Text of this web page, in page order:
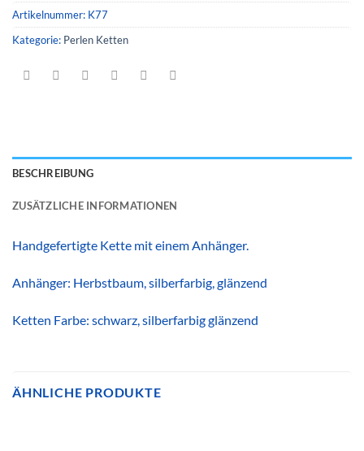
Artikelnummer: K77
Kategorie: Perlen Ketten
BESCHREIBUNG
ZUSÄTZLICHE INFORMATIONEN
Handgefertigte Kette mit einem Anhänger.
Anhänger: Herbstbaum, silberfarbig, glänzend
Ketten Farbe: schwarz, silberfarbig glänzend
ÄHNLICHE PRODUKTE